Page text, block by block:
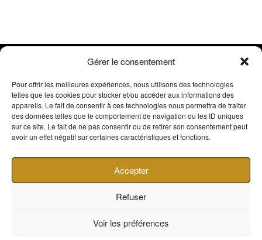
Gérer le consentement
Pour offrir les meilleures expériences, nous utilisons des technologies
telles que les cookies pour stocker et/ou accéder aux informations des
appareils. Le fait de consentir à ces technologies nous permettra de traiter
des données telles que le comportement de navigation ou les ID uniques
sur ce site. Le fait de ne pas consentir ou de retirer son consentement peut
avoir un effet négatif sur certaines caractéristiques et fonctions.
Accepter
Refuser
Voir les préférences
Contactez Nous